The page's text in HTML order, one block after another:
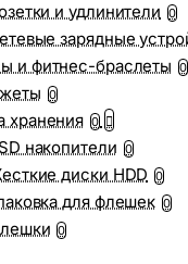
и удлинители 0
зарядные
и фитнес-браслеты 0
0
хранения 0
накопители 0
диски HDD 0
для флешек 0
0